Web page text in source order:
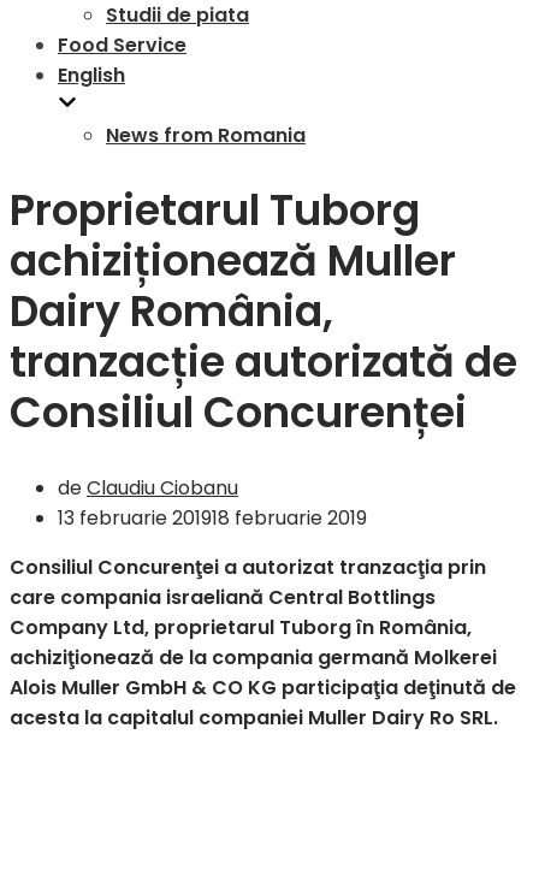
Studii de piata
Food Service
English
News from Romania
Proprietarul Tuborg
achiziționează Muller
Dairy România,
tranzacție autorizată de
Consiliul Concurenței
deClaudiu Ciobanu
13 februarie 201918 februarie 2019
Consiliul Concurenţei a autorizat tranzacţia prin
care compania israeliană Central Bottlings
Company Ltd, proprietarul Tuborg în România,
achiziţionează de la compania germană Molkerei
Alois Muller GmbH & CO KG participaţia deţinută de
acesta la capitalul companiei Muller Dairy Ro SRL.